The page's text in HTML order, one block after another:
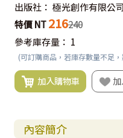
出版社： 極光創作有限公司
特價 NT 216240
參考庫存量： 1
(可訂購商品，若庫存數量不足
加入購物車
內容簡介